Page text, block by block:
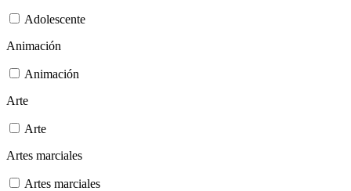
Adolescente
Animación
Animación
Arte
Arte
Artes marciales
Artes marciales